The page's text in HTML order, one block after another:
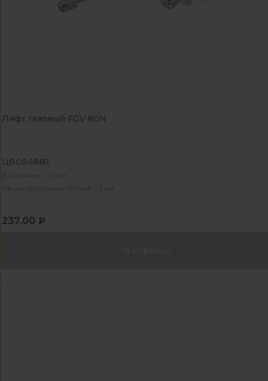
Лифт газовый FGV 80N
ЦБ054881
В наличии - 31 шт
На центральном складе - 3 шт
237.00 ₽